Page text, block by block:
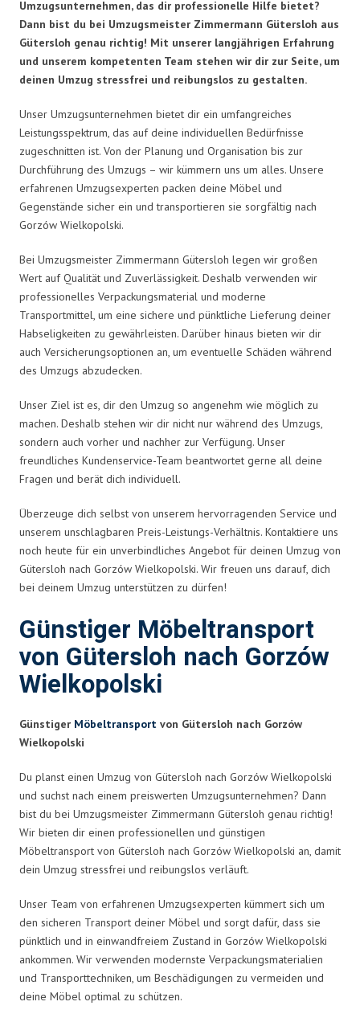
Umzugsunternehmen, das dir professionelle Hilfe bietet?
Dann bist du bei Umzugsmeister Zimmermann Gütersloh aus
Gütersloh genau richtig! Mit unserer langjährigen Erfahrung
und unserem kompetenten Team stehen wir dir zur Seite, um
deinen Umzug stressfrei und reibungslos zu gestalten.
Unser Umzugsunternehmen bietet dir ein umfangreiches
Leistungsspektrum, das auf deine individuellen Bedürfnisse
zugeschnitten ist. Von der Planung und Organisation bis zur
Durchführung des Umzugs – wir kümmern uns um alles. Unsere
erfahrenen Umzugsexperten packen deine Möbel und
Gegenstände sicher ein und transportieren sie sorgfältig nach
Gorzów Wielkopolski.
Bei Umzugsmeister Zimmermann Gütersloh legen wir großen
Wert auf Qualität und Zuverlässigkeit. Deshalb verwenden wir
professionelles Verpackungsmaterial und moderne
Transportmittel, um eine sichere und pünktliche Lieferung deiner
Habseligkeiten zu gewährleisten. Darüber hinaus bieten wir dir
auch Versicherungsoptionen an, um eventuelle Schäden während
des Umzugs abzudecken.
Unser Ziel ist es, dir den Umzug so angenehm wie möglich zu
machen. Deshalb stehen wir dir nicht nur während des Umzugs,
sondern auch vorher und nachher zur Verfügung. Unser
freundliches Kundenservice-Team beantwortet gerne all deine
Fragen und berät dich individuell.
Überzeuge dich selbst von unserem hervorragenden Service und
unserem unschlagbaren Preis-Leistungs-Verhältnis. Kontaktiere uns
noch heute für ein unverbindliches Angebot für deinen Umzug von
Gütersloh nach Gorzów Wielkopolski. Wir freuen uns darauf, dich
bei deinem Umzug unterstützen zu dürfen!
Günstiger Möbeltransport
von Gütersloh nach Gorzów
Wielkopolski
Günstiger Möbeltransport von Gütersloh nach Gorzów
Wielkopolski
Du planst einen Umzug von Gütersloh nach Gorzów Wielkopolski
und suchst nach einem preiswerten Umzugsunternehmen? Dann
bist du bei Umzugsmeister Zimmermann Gütersloh genau richtig!
Wir bieten dir einen professionellen und günstigen
Möbeltransport von Gütersloh nach Gorzów Wielkopolski an, damit
dein Umzug stressfrei und reibungslos verläuft.
Unser Team von erfahrenen Umzugsexperten kümmert sich um
den sicheren Transport deiner Möbel und sorgt dafür, dass sie
pünktlich und in einwandfreiem Zustand in Gorzów Wielkopolski
ankommen. Wir verwenden modernste Verpackungsmaterialien
und Transporttechniken, um Beschädigungen zu vermeiden und
deine Möbel optimal zu schützen.